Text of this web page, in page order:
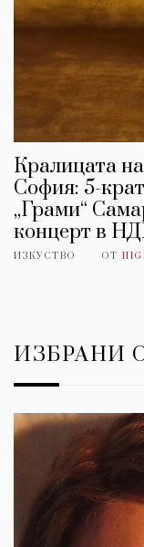
Кралицата
София: 5-
„Грами“
концерт в
ИЗКУСТВО ОТ
ИЗБРАНИ